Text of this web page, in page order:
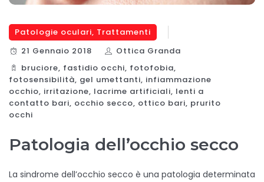
Patologie oculari, Trattamenti
21 Gennaio 2018
Ottica Granda
bruciore, fastidio occhi, fotofobia,
fotosensibilità, gel umettanti, infiammazione
occhio, irritazione, lacrime artificiali, lenti a
contatto bari, occhio secco, ottico bari, prurito
occhi
Patologia dell’occhio secco
La sindrome dell’occhio secco è una patologia determinata